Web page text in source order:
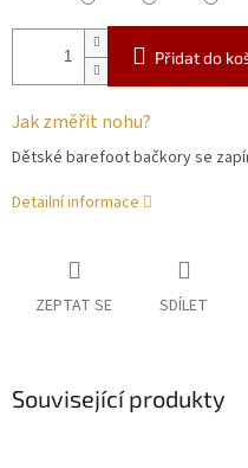
Přidat do
Jak změřit nohu?
Dětské barefoot bačkory se
Detailní informace
ZEPTAT SE SDÍLET
Související produkty